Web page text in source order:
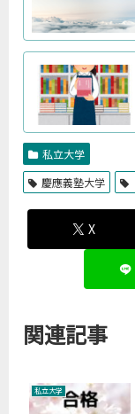
私立大学
慶應義塾大学
X
関連記事
私立大学